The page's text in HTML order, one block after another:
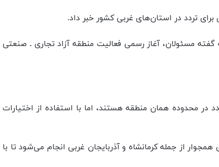
برای تردد در استان‌های غربی کشور خبر داد.
گفته مسئولان، آغاز رسمی فعالیت منطقه آزاد تجاری ـ صنعتی
در محدوده همان منطقه هستند، اما با استفاده از اختیارات
از جمله کرمانشاه و آذربایجان غربی انجام می‌شود تا با